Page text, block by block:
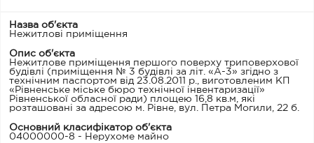
Назва об'єкта
Нежитлові приміщення
Опис об'єкта
Нежитлове приміщення першого поверху триповерхової
будівлі (приміщення № 3 будівлі за літ. «А-3» згідно з
технічним паспортом від 23.08.2011 р., виготовленим КП
«Рівненське міське бюро технічної інвентаризації»
Рівненської обласної ради) площею 16,8 кв.м, які
розташовані за адресою м. Рівне, вул. Петра Могили, 22 б.
Основний класифікатор об'єкта
04000000-8 - Нерухоме майно